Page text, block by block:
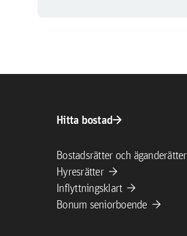
Hitta bostadarrow_forward
Bostadsrätter och äganderätter
Hyresrätter arrow_forward
Inflyttningsklart arrow_forward
Bonum seniorboende arrow_forward